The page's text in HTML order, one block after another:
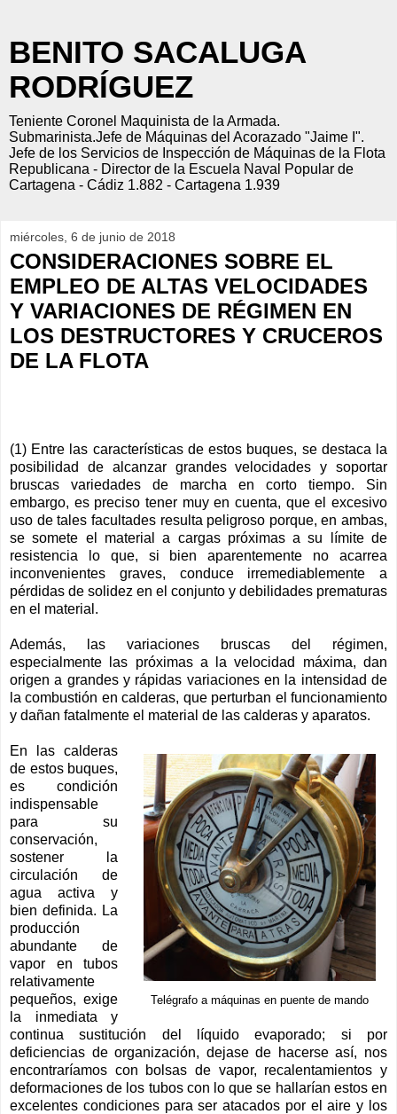
BENITO SACALUGA
RODRÍGUEZ
Teniente Coronel Maquinista de la Armada.
Submarinista.Jefe de Máquinas del Acorazado "Jaime I".
Jefe de los Servicios de Inspección de Máquinas de la Flota
Republicana - Director de la Escuela Naval Popular de
Cartagena - Cádiz 1.882 - Cartagena 1.939
miércoles, 6 de junio de 2018
CONSIDERACIONES SOBRE EL
EMPLEO DE ALTAS VELOCIDADES
Y VARIACIONES DE RÉGIMEN EN
LOS DESTRUCTORES Y CRUCEROS
DE LA FLOTA
(1) Entre las características de estos buques, se destaca la
posibilidad de alcanzar grandes velocidades y soportar
bruscas variedades de marcha en corto tiempo. Sin
embargo, es preciso tener muy en cuenta, que el excesivo
uso de tales facultades resulta peligroso porque, en ambas,
se somete el material a cargas próximas a su límite de
resistencia lo que, si bien aparentemente no acarrea
inconvenientes graves, conduce irremediablemente a
pérdidas de solidez en el conjunto y debilidades prematuras
en el material.
Además, las variaciones bruscas del régimen,
especialmente las próximas a la velocidad máxima, dan
origen a grandes y rápidas variaciones en la intensidad de
la combustión en calderas, que perturban el funcionamiento
y dañan fatalmente el material de las calderas y aparatos.
Telégrafo a máquinas en puente de mando
En las calderas
de estos buques,
es condición
indispensable
para su
conservación,
sostener la
circulación de
agua activa y
bien definida. La
producción
abundante de
vapor en tubos
relativamente
pequeños, exige
la inmediata y
continua sustitución del líquido evaporado; si por
deficiencias de organización, dejase de hacerse así, nos
encontraríamos con bolsas de vapor, recalentamientos y
deformaciones de los tubos con lo que se hallarían estos en
excelentes condiciones para ser atacados por el aire y los